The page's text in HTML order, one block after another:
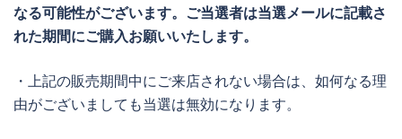
なる可能性がございます。ご当選者は当選メールに記載さ
れた期間にご購入お願いいたします。
・上記の販売期間中にご来店されない場合は、如何なる理
由がございましても当選は無効になります。